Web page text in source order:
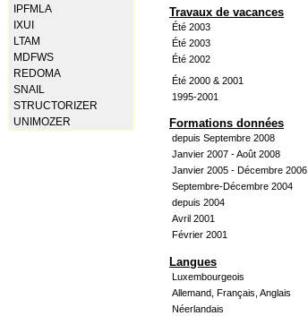
IPFMLA
IXUI
LTAM
MDFWS
REDOMA
SNAIL
STRUCTORIZER
UNIMOZER
Travaux de vacances
Été 2003
Été 2003
Été 2002
Été 2000 & 2001
1995-2001
Formations données
depuis Septembre 2008
Janvier 2007 - Août 2008
Janvier 2005 - Décembre 2006
Septembre-Décembre 2004
depuis 2004
Avril 2001
Février 2001
Langues
Luxembourgeois
Allemand, Français, Anglais
Néerlandais